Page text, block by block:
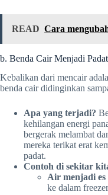
READ Cara
b. Benda Cair Menjadi
Kebalikan dari mencair
benda cair didinginkan
Apa yang terjadi?
kehilangan energi
bergerak melambat
mereka terikat erat
padat.
Contoh di sekitar
Air menjadi es
ke dalam